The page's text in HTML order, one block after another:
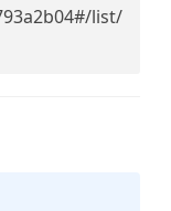
list/